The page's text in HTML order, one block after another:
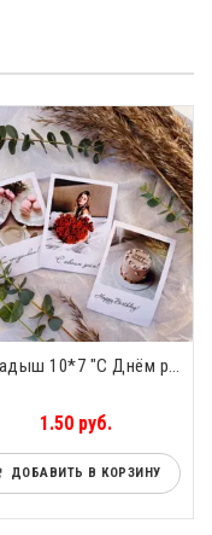
Вкладыш 10*7 "С Днём рождения"
1.50 руб.
ДОБАВИТЬ В КОРЗИНУ